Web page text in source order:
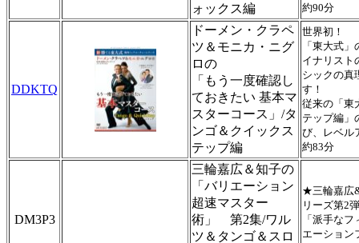
ォックス編
約90分
DDKTQ
ドーメン・クラペ
ツ＆モニカ・ニグ
ロの
「もう一度確認し
ておきたい 基本マ
スターコース」/タ
ンゴ＆クイックス
テップ編
世界初！
「東大式
イナリスト
シックの真
す！
従来の「東
テップ編」
び、レベル
約83分
DM3P3
三輪嘉広＆知子の
「バリエーション
超速マスター
術」 第2集/ワル
ツ＆タンゴ＆スロ
★三輪嘉広
リーズ第2
「派手な
エーション